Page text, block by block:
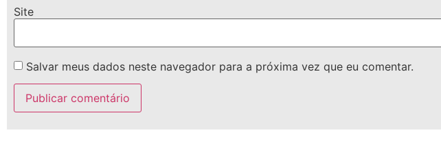
Site
Salvar meus dados neste navegador para a próxima vez que eu comentar.